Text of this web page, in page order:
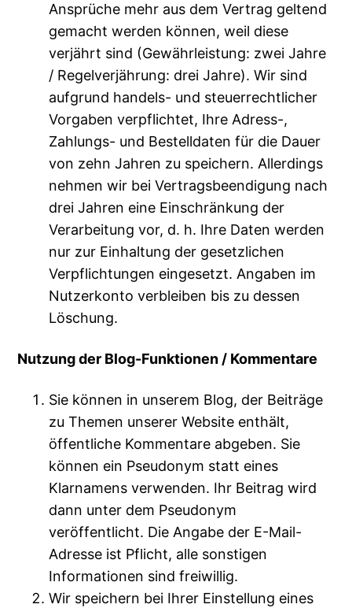
Ansprüche mehr aus dem Vertrag geltend
gemacht werden können, weil diese
verjährt sind (Gewährleistung: zwei Jahre
/ Regelverjährung: drei Jahre). Wir sind
aufgrund handels- und steuerrechtlicher
Vorgaben verpflichtet, Ihre Adress-,
Zahlungs- und Bestelldaten für die Dauer
von zehn Jahren zu speichern. Allerdings
nehmen wir bei Vertragsbeendigung nach
drei Jahren eine Einschränkung der
Verarbeitung vor, d. h. Ihre Daten werden
nur zur Einhaltung der gesetzlichen
Verpflichtungen eingesetzt. Angaben im
Nutzerkonto verbleiben bis zu dessen
Löschung.
Nutzung der Blog-Funktionen / Kommentare
Sie können in unserem Blog, der Beiträge
zu Themen unserer Website enthält,
öffentliche Kommentare abgeben. Sie
können ein Pseudonym statt eines
Klarnamens verwenden. Ihr Beitrag wird
dann unter dem Pseudonym
veröffentlicht. Die Angabe der E-Mail-
Adresse ist Pflicht, alle sonstigen
Informationen sind freiwillig.
Wir speichern bei Ihrer Einstellung eines